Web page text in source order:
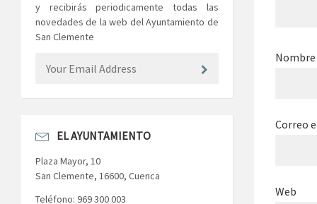
Nombre
Correo
Web
y recibirás periodicamente todas las
novedades de la web del Ayuntamiento de
San Clemente
EL AYUNTAMIENTO
Plaza Mayor, 10
San Clemente, 16600, Cuenca
Teléfono: 969 300 003